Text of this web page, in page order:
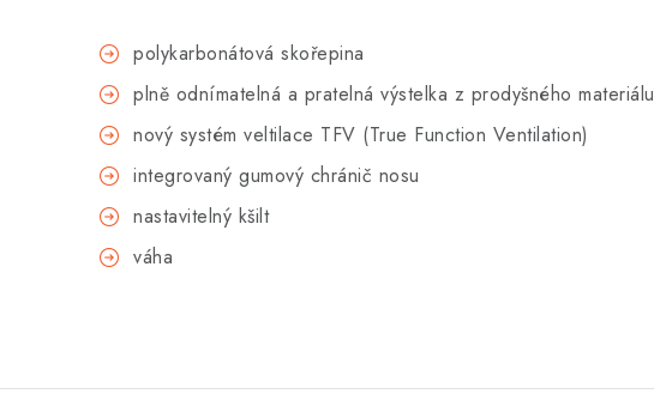
polykarbonátová skořepina
plně odnímatelná a pratelná výstelka z prodyšného materiálu
nový systém veltilace TFV (True Function Ventilation)
integrovaný gumový chránič nosu
nastavitelný kšilt
váha